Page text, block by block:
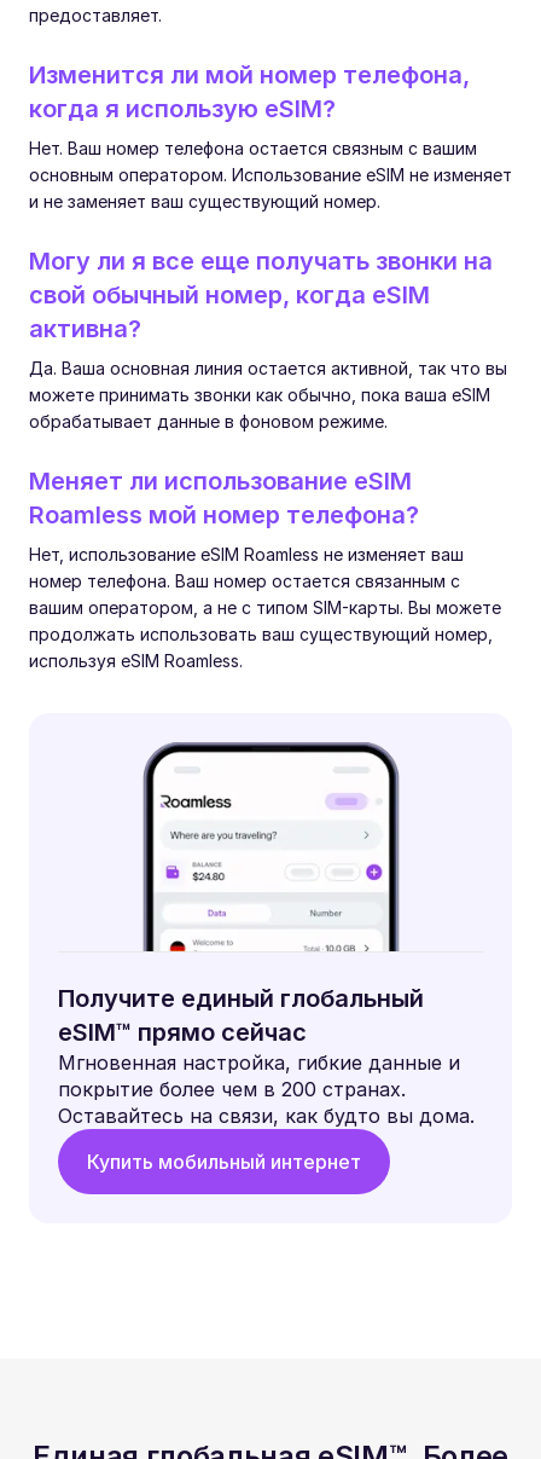
предоставляет.
Изменится ли мой номер телефона,
когда я использую eSIM?
Нет. Ваш номер телефона остается связным с вашим
основным оператором. Использование eSIM не изменяет
и не заменяет ваш существующий номер.
Могу ли я все еще получать звонки на
свой обычный номер, когда eSIM
активна?
Да. Ваша основная линия остается активной, так что вы
можете принимать звонки как обычно, пока ваша eSIM
обрабатывает данные в фоновом режиме.
Меняет ли использование eSIM
Roamless мой номер телефона?
Нет, использование eSIM Roamless не изменяет ваш
номер телефона. Ваш номер остается связанным с
вашим оператором, а не с типом SIM-карты. Вы можете
продолжать использовать ваш существующий номер,
используя eSIM Roamless.
Получите единый глобальный
eSIM™ прямо сейчас
Мгновенная настройка, гибкие данные и
покрытие более чем в 200 странах.
Оставайтесь на связи, как будто вы дома.
Купить мобильный интернет